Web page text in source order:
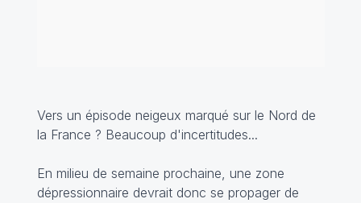
Vers un épisode neigeux marqué sur le Nord de
la France ? Beaucoup d'incertitudes...
En milieu de semaine prochaine, une zone
dépressionnaire devrait donc se propager de